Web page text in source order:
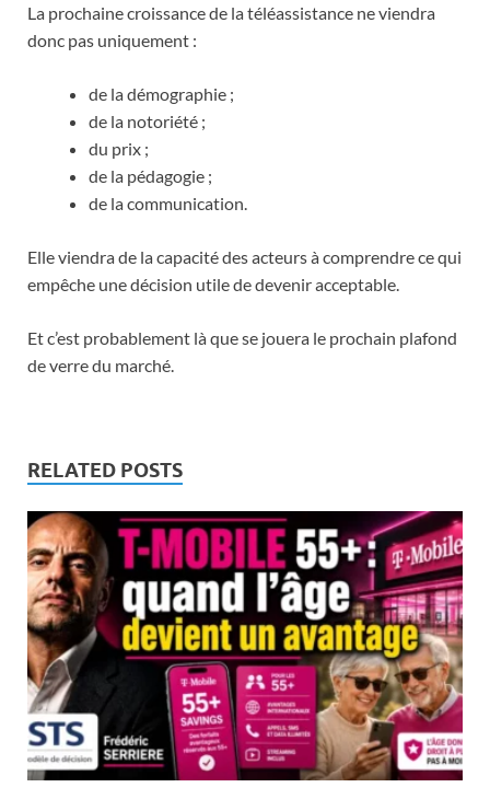
La prochaine croissance de la téléassistance ne viendra
donc pas uniquement :
de la démographie ;
de la notoriété ;
du prix ;
de la pédagogie ;
de la communication.
Elle viendra de la capacité des acteurs à comprendre ce qui
empêche une décision utile de devenir acceptable.
Et c’est probablement là que se jouera le prochain plafond
de verre du marché.
RELATED POSTS